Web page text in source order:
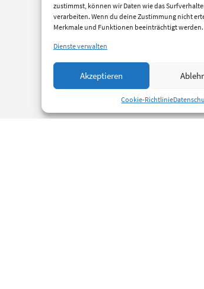
zustimmst, können wir Daten wie das
verarbeiten. Wenn du deine Zustimmung nicht
Merkmale und Funktionen beeinträchtigt werden.
Dienste verwalten
Akzeptieren
Cookie-Richtlinie